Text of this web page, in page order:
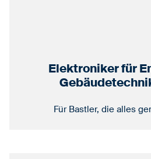
Elektroniker für
Für Bastler, die alles